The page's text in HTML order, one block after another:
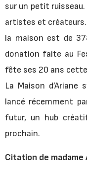
sur un petit ruisseau.
artistes et créateurs.
la maison est de
donation faite au
fête ses 20 ans
La Maison
lancé récemment
futur, un hub
prochain.
Citation de madame